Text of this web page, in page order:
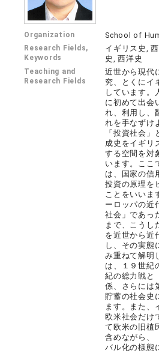
Organization School of
Research Fields,
Keywords
イギリス史,
史, 西洋史
Teaching and
Research Fields
近世から現代
究、とくにイ
しています。
に初めて出会
れ、利用し、
れを手なずけ
「投資社会
成史をイギリ
する空間を対
います。ここ
は、国家の信
投資の原理を
ことをいいま
ーロッパの近
社会」であっ
まで、こうし
を近世から近
し、その実態
み重ねて解明
は、１９世紀
紀の総力戦と
係、さらには
貯蓄の社会史
ます。また、
欧米社会だけ
て欧米の旧植
含めながら、
バル化の様態